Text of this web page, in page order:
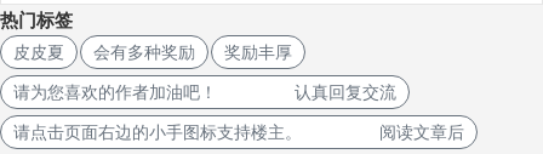
热门标签
皮皮夏 会有多种奖励 奖励丰厚
请为您喜欢的作者加油吧！ 认真回复交流
请点击页面右边的小手图标支持楼主。 阅读文章后